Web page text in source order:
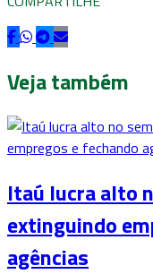
Veja também
Itaú lucra alto
extinguindo
agências